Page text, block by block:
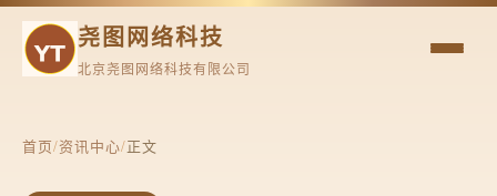
尧图网络科技
北京尧图网络科技有限公司
首页/资讯中心/正文